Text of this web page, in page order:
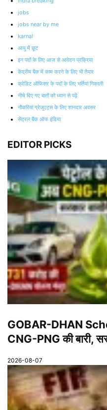
jobs
jobs near by me
karnal
आयु में छूट
इन पदों के लिए आज से आवेदन प्रक्रिया
केंद्रीय बैंक में काम करने के लिए भी तैयार
क्रेडिट ऑफिसर के पदों के लिए भर्तियां निकाली
नीचे दिए गए बातों को ध्यान से पढ़ें
नौकरियां ग्रेजुएट्स के लिए शानदार अवसर
सेंट्रल बैंक ऑफ इंडिया
EDITOR PICKS
GOBAR-DHAN
CNG-PNG की बारी,
2026-08-07